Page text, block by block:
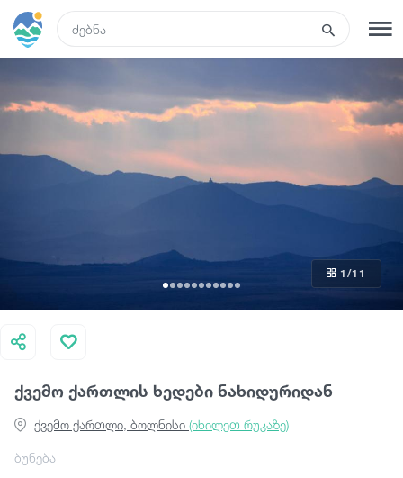
რეგისტრაცია შესვლა
რა ვნახოთ
სასტუმროები
კვება და ღვინო
ქვემო ქართლის ხედები ნახიდურიდან
ბუნება
ქვემო ქართლი, ბოლნისი (იხილეთ რუკაზე)
1 /11